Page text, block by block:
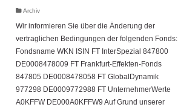
Archiv
Wir informieren Sie über die Änderung der
vertraglichen Bedingungen der folgenden Fonds:
Fondsname WKN ISIN FT InterSpezial 847800
DE0008478009 FT Frankfurt-Effekten-Fonds
847805 DE0008478058 FT GlobalDynamik
977298 DE0009772988 FT UnternehmerWerte
A0KFFW DE000A0KFFW9 Auf Grund unserer